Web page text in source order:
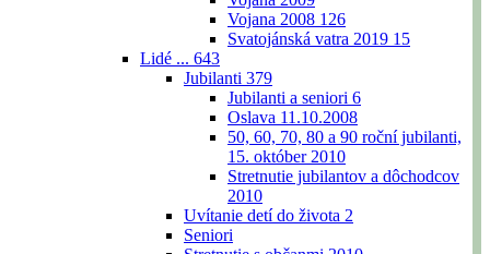
Vojana 2008 126
Svatojánská vatra 2019 15
Lidé ... 643
Jubilanti 379
Jubilanti a seniori 6
Oslava 11.10.2008
50, 60, 70, 80 a 90 roční jubilanti,
15. október 2010
Stretnutie jubilantov a dôchodcov
2010
Uvítanie detí do života 2
Seniori